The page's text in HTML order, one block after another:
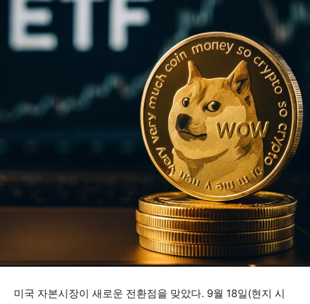
미국 자본시장이 새로운 전환점을 맞았다. 9월 18일(현지 시